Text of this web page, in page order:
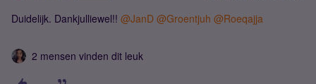
Duidelijk. Dankjulliewel!! @JanD @Groentjuh @Roeqajja
2 mensen vinden dit leuk